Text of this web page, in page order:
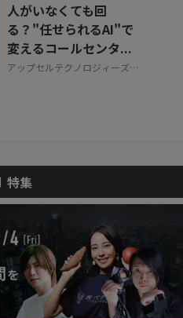
人がいなくても回
る？"任せられるAI"で
変えるコールセンタ...
アップセルテクノロジィーズ株
特集